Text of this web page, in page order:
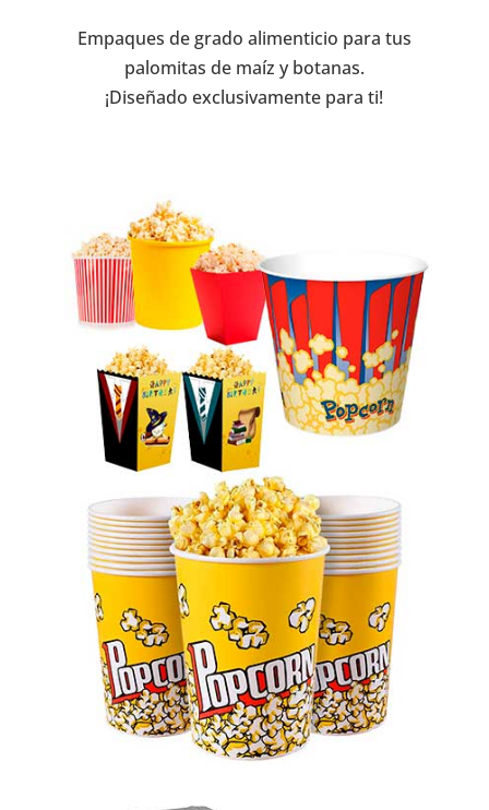
Empaques de grado alimenticio para tus
palomitas de maíz y botanas.
¡Diseñado exclusivamente para ti!